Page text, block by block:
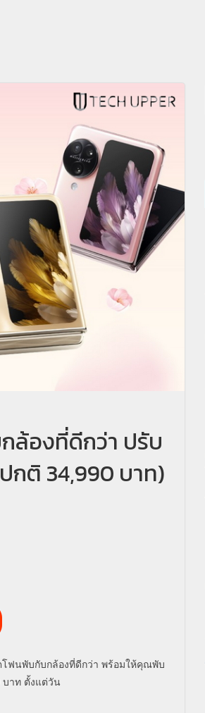
ล้องที่ดีกว่า ปรับ
กติ 34,990 บาท)
โฟนพับกับกล้องที่ดีกว่า พร้อมให้คุณพับ
บาท ตั้งแต่วัน